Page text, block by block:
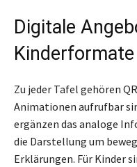
Digitale
Kinderformate
Zu jeder Tafel gehören
Animationen aufrufbar
ergänzen das analoge
die Darstellung um
Erklärungen. Für Kinder